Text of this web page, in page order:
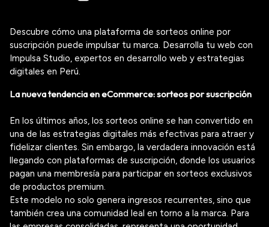
Descubre cómo una plataforma de sorteos online por
suscripción puede impulsar tu marca. Desarrolla tu web con
Impulsa Studio, expertos en desarrollo web y estrategias
digitales en Perú.
La nueva tendencia eneCommerce: sorteos por suscripción
En los últimos años, los sorteos online se han convertido en
una de las estrategias digitales más efectivas para atraer y
fidelizar clientes. Sin embargo, la verdadera innovación está
llegando con plataformas de suscripción, donde los usuarios
pagan una membresía para participar en sorteos exclusivos
de productos premium.
Este modelo no solo genera ingresos recurrentes, sino que
también crea una comunidad leal en torno a la marca. Para